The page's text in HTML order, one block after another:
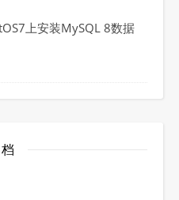
上安装MySQL 8数据